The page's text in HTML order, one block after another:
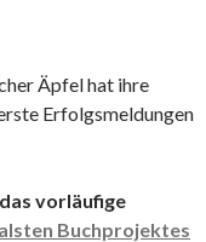
Äpfel hat ihre
Erfolgsmeldungen
vorläufige
Buchprojektes